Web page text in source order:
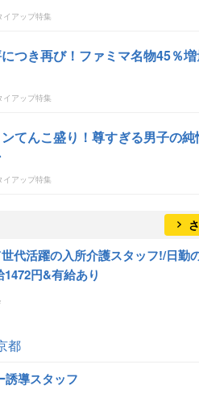
イアップ特集
つき再び！ファミマ名物45％
イアップ特集
てんこ盛り！尊すぎる男子の
イアップ特集
代活躍の入所介護スタッフ!/日勤
円&有給あり
都
誘導スタッフ